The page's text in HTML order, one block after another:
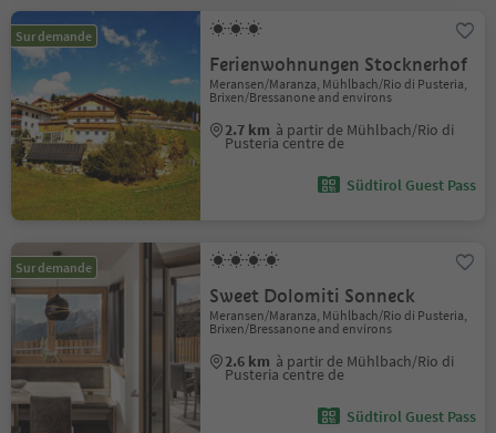
Sur demande
Ferienwohnungen Stocknerhof
Meransen/Maranza, Mühlbach/Rio di Pusteria,
Brixen/Bressanone and environs
2.7 km à partir de Mühlbach/Rio di
Pusteria centre de
Südtirol Guest Pass
Sur demande
Sweet Dolomiti Sonneck
Meransen/Maranza, Mühlbach/Rio di Pusteria,
Brixen/Bressanone and environs
2.6 km à partir de Mühlbach/Rio di
Pusteria centre de
Südtirol Guest Pass